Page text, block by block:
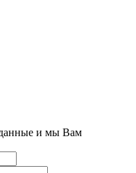
и мы Вам